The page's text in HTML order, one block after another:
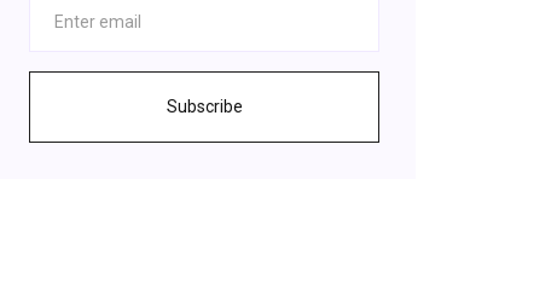
Subscribe